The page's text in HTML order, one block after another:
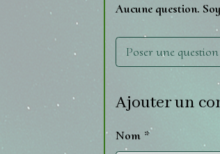
Aucune question.
Poser une question
Ajouter un
Nom